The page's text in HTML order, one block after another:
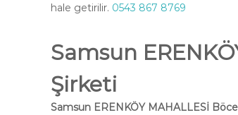
hale getirilir. 0543 867 8769
Samsun
Şirketi
Samsun ERENKÖY MAHALLESİ